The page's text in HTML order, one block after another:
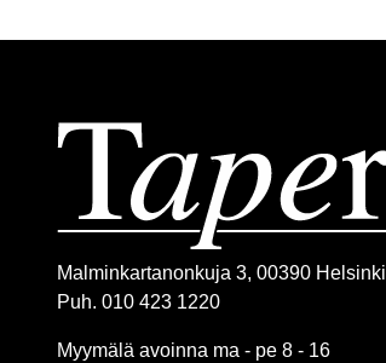
Malminkartanonkuja 3, 00390 Helsinki
Puh. 010 423 1220
Myymälä avoinna ma - pe 8 - 16